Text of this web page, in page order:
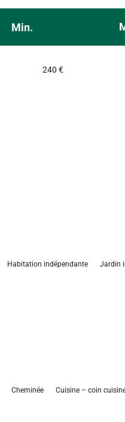
Min.
240 €
Habitation indépendante Jardin
Cheminée Cuisine – coin